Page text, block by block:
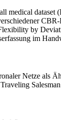
medical dataset
by
im
Netze als